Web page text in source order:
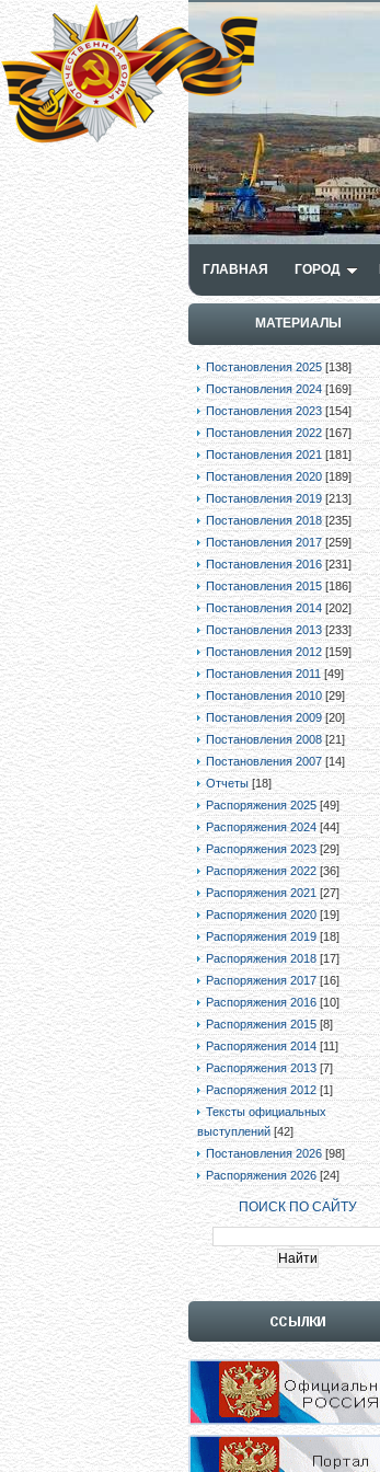
ГЛАВНАЯ ГОРОД
МАТЕРИАЛЫ
Постановления 2025 [138]
Постановления 2024 [169]
Постановления 2023 [154]
Постановления 2022 [167]
Постановления 2021 [181]
Постановления 2020 [189]
Постановления 2019 [213]
Постановления 2018 [235]
Постановления 2017 [259]
Постановления 2016 [231]
Постановления 2015 [186]
Постановления 2014 [202]
Постановления 2013 [233]
Постановления 2012 [159]
Постановления 2011 [49]
Постановления 2010 [29]
Постановления 2009 [20]
Постановления 2008 [21]
Постановления 2007 [14]
Отчеты [18]
Распоряжения 2025 [49]
Распоряжения 2024 [44]
Распоряжения 2023 [29]
Распоряжения 2022 [36]
Распоряжения 2021 [27]
Распоряжения 2020 [19]
Распоряжения 2019 [18]
Распоряжения 2018 [17]
Распоряжения 2017 [16]
Распоряжения 2016 [10]
Распоряжения 2015 [8]
Распоряжения 2014 [11]
Распоряжения 2013 [7]
Распоряжения 2012 [1]
Тексты официальных
выступлений [42]
Постановления 2026 [98]
Распоряжения 2026 [24]
ПОИСК ПО САЙТУ